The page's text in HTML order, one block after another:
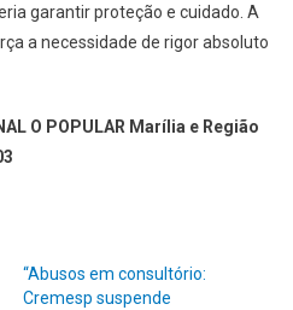
garantir proteção e cuidado. A
a necessidade de rigor absoluto
O POPULAR Marília e Região
“Abusos em consultório:
Cremesp suspende